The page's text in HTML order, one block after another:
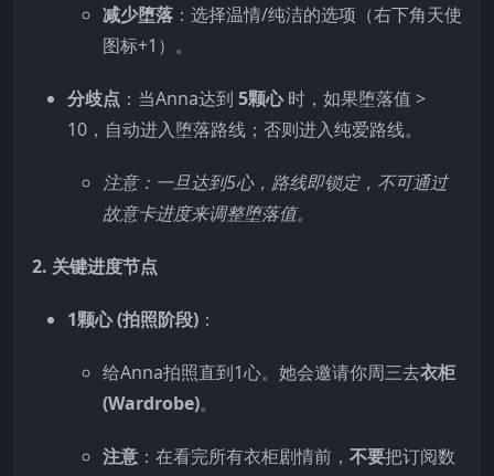
减少堕落 ：选择温情/纯洁的选项（右下角天使
图标+1）。
分歧点 ：当Anna达到 5颗心时，如果堕落值 >
10，自动进入堕落路线；否则进入纯爱路线。
注意：一旦达到5心，路线即锁定，不可通过
故意卡进度来调整堕落值。
2. 关键进度节点
1颗心 (拍照阶段) ：
给Anna拍照直到1心。她会邀请你周三去衣柜
(Wardrobe)。
注意 ：在看完所有衣柜剧情前， 不要把订阅数